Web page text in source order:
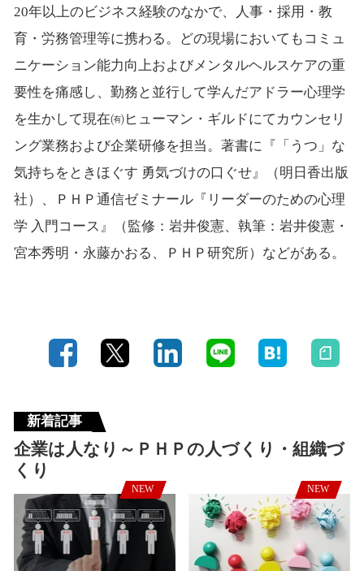
20年以上のビジネス経験のなかで、人事・採用・教
育・労務管理等に携わる。どの現場においてもコミュ
ニケーション能力向上およびメンタルヘルスケアの重
要性を痛感し、勤務と並行して学んだアドラー心理学
を生かして現在㈲ヒューマン・ギルドにてカウンセリ
ング業務および企業研修を担当。著書に『「うつ」な
気持ちをときほぐす 勇気づけの口ぐせ』（明日香出版
社）、ＰＨＰ通信ゼミナール『リーダーのための心理
学 入門コース』（監修：岩井俊憲、執筆：岩井俊憲・
宮本秀明・永藤かおる、ＰＨＰ研究所）などがある。
新着記事
企業は人なり～ＰＨＰの人づくり・組織づ
くり
NEW NEW